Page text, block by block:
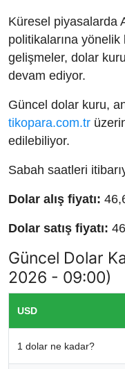
Küresel piyasalarda
politikalarına
gelişmeler, dolar
devam ediyor.
Güncel dolar kuru,
tikopara.com.tr
edilebiliyor.
Sabah saatleri
Dolar alış fiyatı:
Dolar satış fiyatı:
Güncel Dolar
2026 - 09:00)
USD
1 dolar ne kadar?